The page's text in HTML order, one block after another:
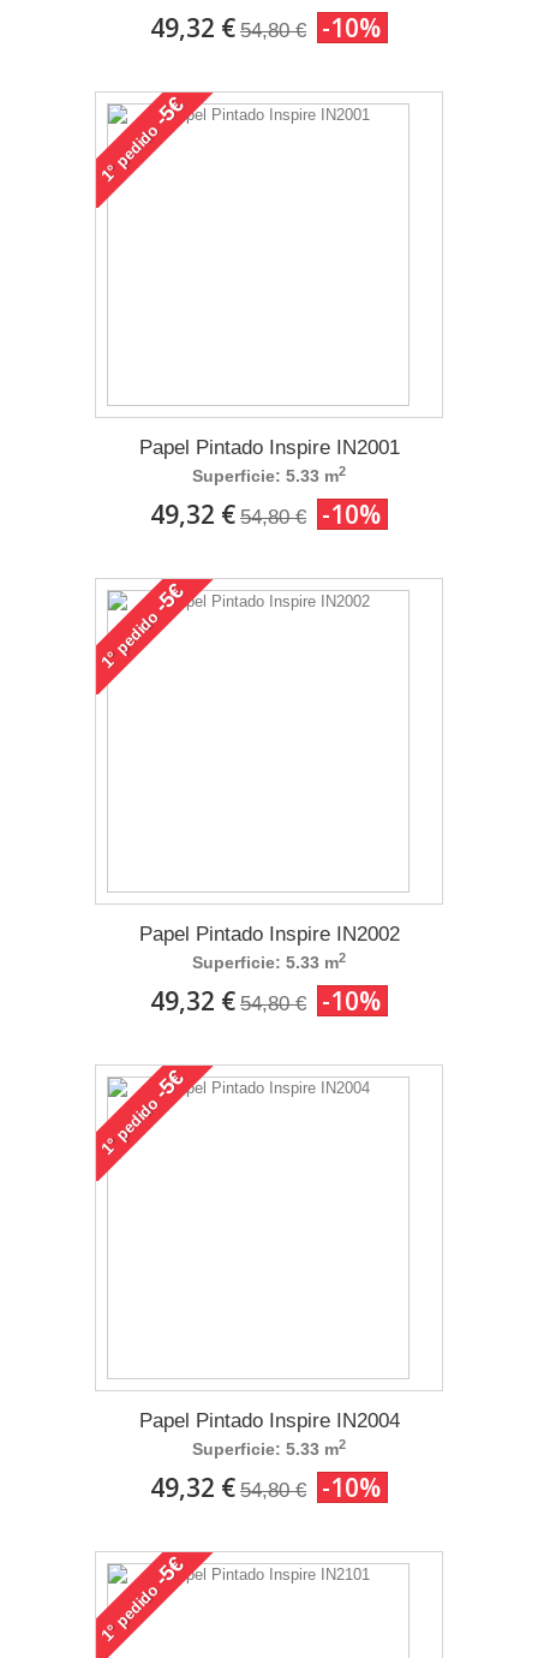
49,32 € 54,80 € -10%
1°
pedido
-5€
Papel Pintado Inspire IN2001
Superficie: 5.33 m2
49,32 € 54,80 € -10%
1°
pedido
-5€
Papel Pintado Inspire IN2002
Superficie: 5.33 m2
49,32 € 54,80 € -10%
1°
pedido
-5€
Papel Pintado Inspire IN2004
Superficie: 5.33 m2
49,32 € 54,80 € -10%
1°
pedido
-5€